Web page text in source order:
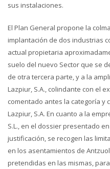
sus instalaciones.
El Plan General propone la
implantación de dos industrias
actual propietaria
suelo del nuevo Sector que se
de otra tercera parte, y a la
Lazpiur, S.A., colindante con el
comentado antes la categoría y
Lazpiur, S.A. En cuanto a la
S.L., en el dossier presentado
justificación, se recogen las
en los asentamientos de
pretendidas en las mismas,